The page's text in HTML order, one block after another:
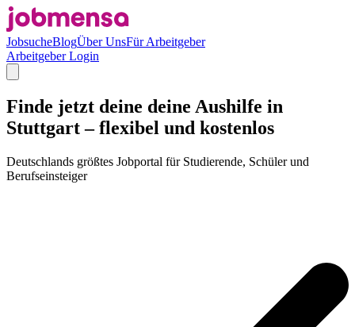
JobsucheBlogÜber UnsFür Arbeitgeber
Arbeitgeber Login
Finde jetzt deine deine Aushilfe in
Stuttgart – flexibel und kostenlos
Deutschlands größtes Jobportal für Studierende, Schüler und
Berufseinsteiger